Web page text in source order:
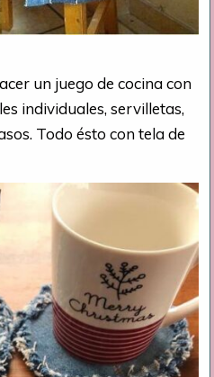
un juego de cocina con
individuales, servilletas,
Todo ésto con tela de